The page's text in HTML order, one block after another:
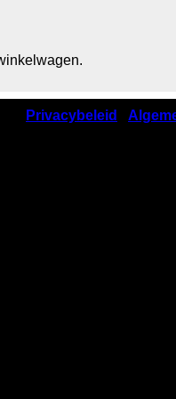
Privacybeleid